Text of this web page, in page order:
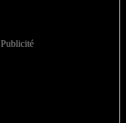
Publicité